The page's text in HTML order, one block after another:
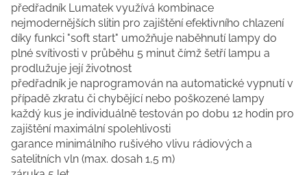
předřadník Lumatek využívá kombinace
nejmodernějších slitin pro zajištění efektivního chlazení
díky funkci "soft start" umožňuje naběhnutí lampy do
plné svítivosti v průběhu 5 minut čímž šetří lampu a
prodlužuje její životnost
předřadník je naprogramován na automatické vypnutí v
případě zkratu či chybějící nebo poškozené lampy
každý kus je individuálně testován po dobu 12 hodin pro
zajištění maximální spolehlivosti
garance minimálního rušivého vlivu rádiových a
satelitních vln (max. dosah 1,5 m)